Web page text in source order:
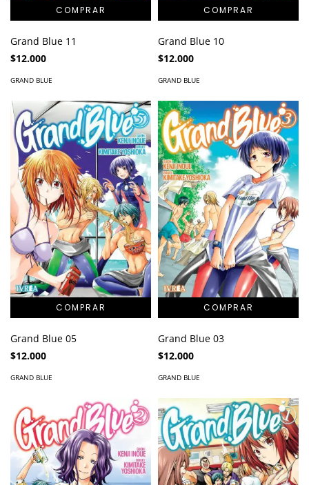
Grand Blue 11
$12.000
GRAND BLUE
Grand Blue 10
$12.000
GRAND BLUE
Grand Blue 05
$12.000
GRAND BLUE
Grand Blue 03
$12.000
GRAND BLUE